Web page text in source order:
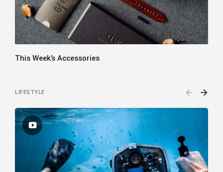
This Week’s Accessories
LIFESTYLE